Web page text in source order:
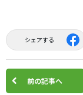
シェアする
前の記事へ